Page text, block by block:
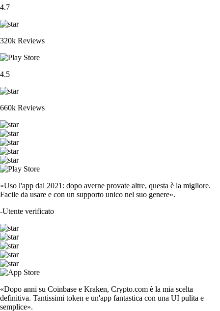
4.7
320k Reviews
4.5
660k Reviews
«Uso l'app dal 2021: dopo averne provate altre, questa è la migliore.
Facile da usare e con un supporto unico nel suo genere».
-Utente verificato
«Dopo anni su Coinbase e Kraken, Crypto.com è la mia scelta
definitiva. Tantissimi token e un'app fantastica con una UI pulita e
semplice».